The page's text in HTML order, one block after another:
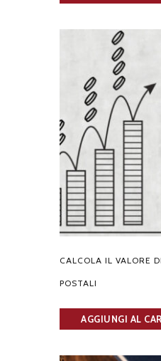
CALCOLA IL VALORE
POSTALI
AGGIUNGI AL